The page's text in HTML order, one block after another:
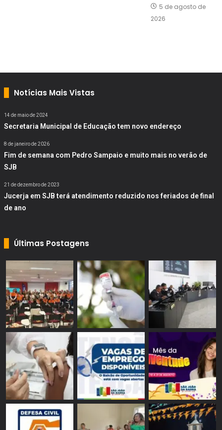
5 de agosto de
2026
Notícias Mais Vistas
14 de maio de 2024
Secretaria Municipal de Educação tem novo endereço
8 de janeiro de 2026
Fim de semana com Pedro Sampaio e muito mais no verão de
SJB
21 de dezembro de 2023
Jucerja em SJB terá atendimento reduzido nos feriados de final
de ano
Últimas Postagens